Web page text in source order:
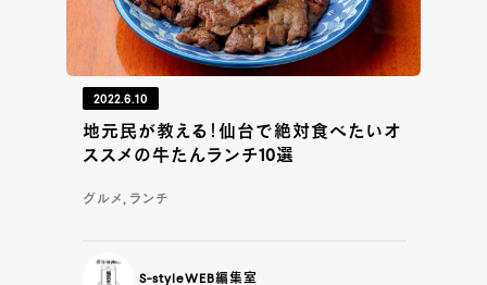
2022.6.10
地元民が教える！仙台で絶対食べたいオ
ススメの牛たんランチ10選
グルメ, ランチ
S-styleWEB編集室